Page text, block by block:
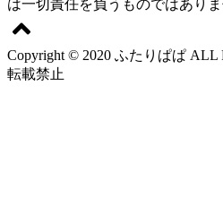
は一切責任を負うものではありま
Copyright © 2020 ふたりぱぱ ALL
転載禁止